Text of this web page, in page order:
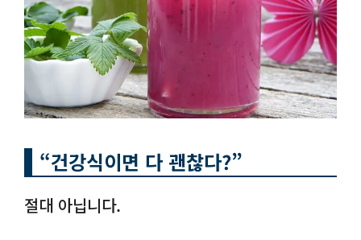
“건강식이면 다 괜찮다?”
절대 아닙니다.